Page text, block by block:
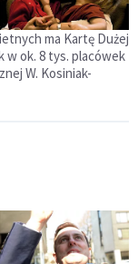
ma Kartę Dużej
w ok. 8 tys. placówek
W. Kosiniak-